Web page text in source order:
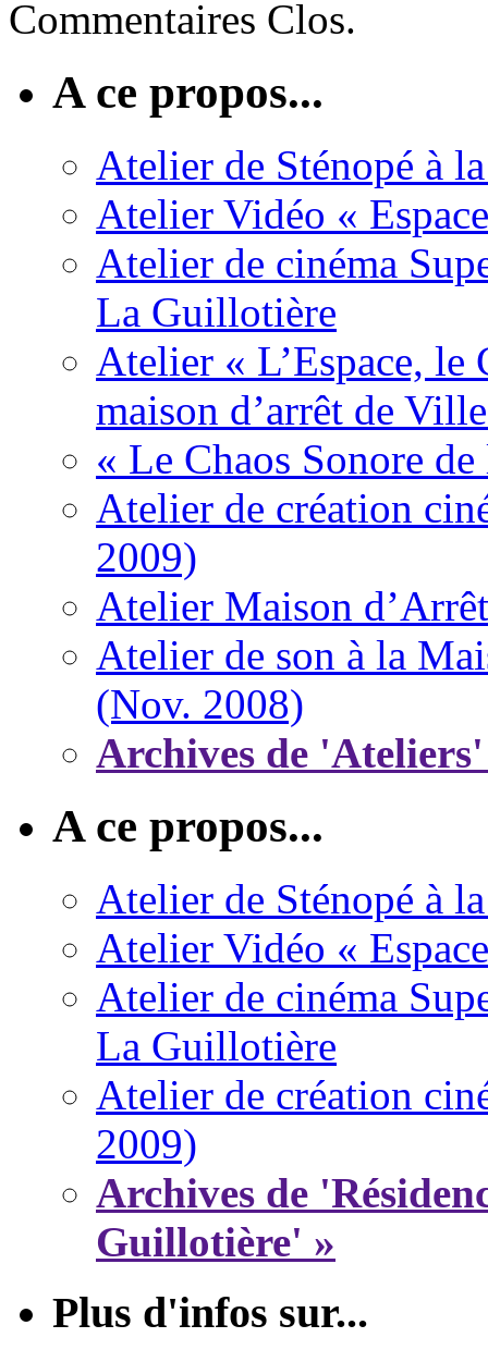
Commentaires Clos.
A ce propos...
Atelier de Sténopé à
Atelier Vidéo «
Atelier de cinéma
La Guillotière
Atelier « L’Espace, le
maison d’arrêt de
« Le Chaos Sonore
Atelier de création
2009)
Atelier Maison
Atelier de son à la
(Nov. 2008)
Archives de
A ce propos...
Atelier de Sténopé à
Atelier Vidéo «
Atelier de cinéma
La Guillotière
Atelier de création
2009)
Archives de
Guillotière' »
Plus d'infos sur...